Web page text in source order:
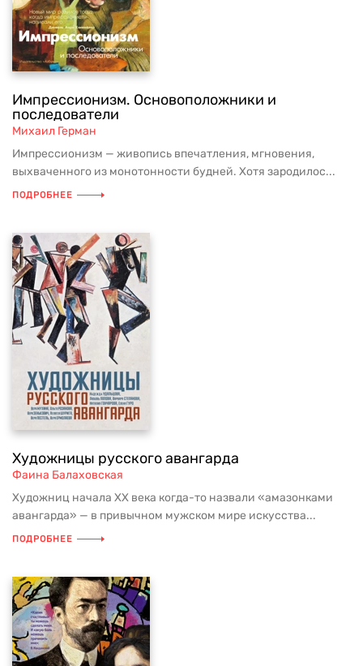
Импрессионизм. Основоположники и
последователи
Михаил Герман
Импрессионизм — живопись впечатления, мгновения,
выхваченного из монотонности будней. Хотя зародилос...
ПОДРОБНЕЕ
Художницы русского авангарда
Фаина Балаховская
Художниц начала ХХ века когда-то назвали «амазонками
авангарда» — в привычном мужском мире искусства...
ПОДРОБНЕЕ